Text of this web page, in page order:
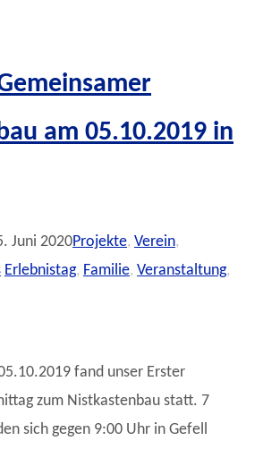
am 05.10.2019 in
Juni 2020Projekte, Verein,
Erlebnistag, Familie, Veranstaltung,
fand unser Erster
zum Nistkastenbau statt. 7
sich gegen 9:00 Uhr in Gefell